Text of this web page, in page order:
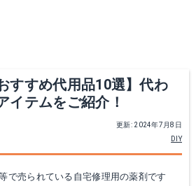
すすめ代用品10選】代わ
イテムをご紹介！
更新: 2024年7月8日
DIY
で売られている自宅修理用の薬剤です